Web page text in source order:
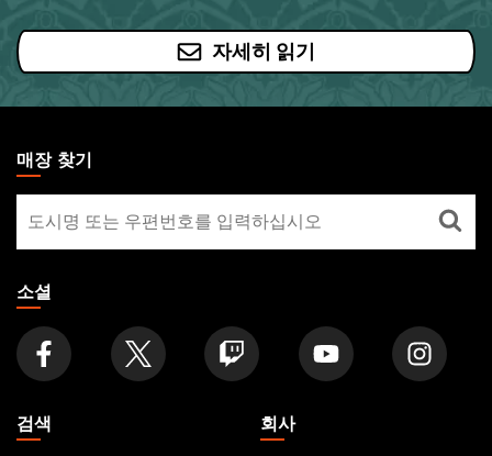
자세히 읽기
THE
GATHERING
FOOTER
매장 찾기
장
찾
기
소셜
검색
회사